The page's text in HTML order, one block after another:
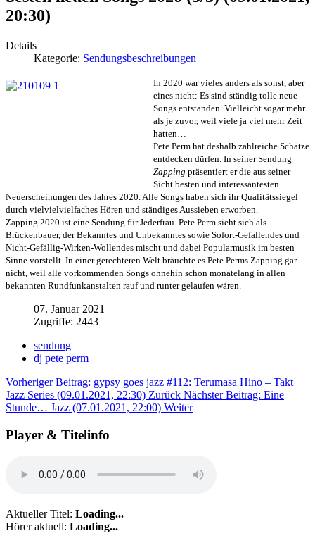
20:30)
Details
Kategorie: Sendungsbeschreibungen
In 2020 war vieles anders als sonst, aber
eines nicht: Es sind ständig tolle neue
Songs entstanden. Vielleicht sogar mehr
als je zuvor, weil viele ja viel mehr Zeit
hatten…
Pete Perm hat deshalb zahlreiche Schätze
entdecken dürfen. In seiner Sendung
Zapping präsentiert er die aus seiner
Sicht besten und interessantesten
Neuerscheinungen des Jahres 2020. Alle Songs haben sich ihr Qualitätssiegel
durch vielvielvielfaches Hören und ständiges Aussieben erworben.
Zapping 2020 ist eine Sendung für Jederfrau. Pete Perm sieht sich als
Brückenbauer, der Bekanntes und Unbekanntes sowie Sofort-Gefallendes und
Nicht-Gefällig-Wirken-Wollendes mischt und dabei Popularmusik im besten
Sinne vorstellt. In einer gerechteren Welt bräuchte es Pete Perms Zapping gar
nicht, weil alle vorkommenden Songs ohnehin schon monatelang in allen
bekannten Rundfunkanstalten rauf und runter gelaufen wären.
07. Januar 2021
Zugriffe: 2443
sendung
dj pete perm
Vorheriger Beitrag: gypsy goes jazz #112: Terumasa Hino – Takt
Jazz Series (09.01.2021, 22:30) Zurück Nächster Beitrag: Eine
Stunde… Jazz (07.01.2021, 22:00) Weiter
Player & Titelinfo
Aktueller Titel: Loading...
Hörer aktuell: Loading...